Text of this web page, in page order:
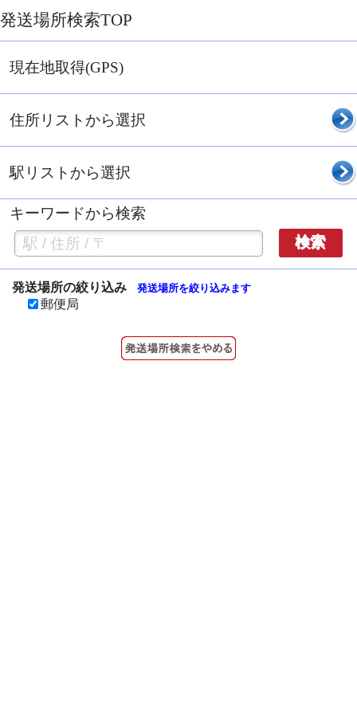
発送場所検索TOP
現在地取得(GPS)
住所リストから選択
駅リストから選択
キーワードから検索
検索
発送場所の絞り込み 発送場所を絞り込みます
郵便局